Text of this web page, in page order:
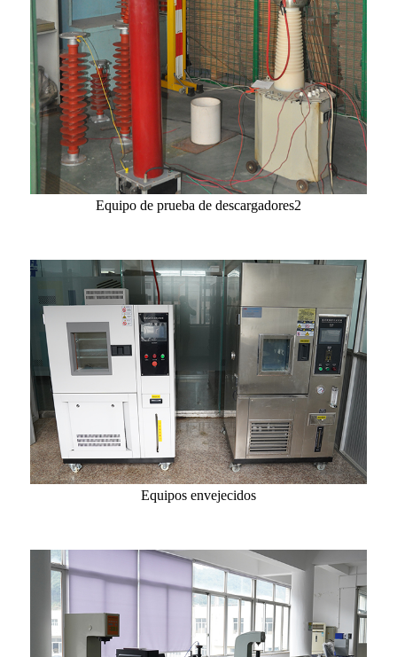
Equipo de prueba de descargadores2
Equipos envejecidos